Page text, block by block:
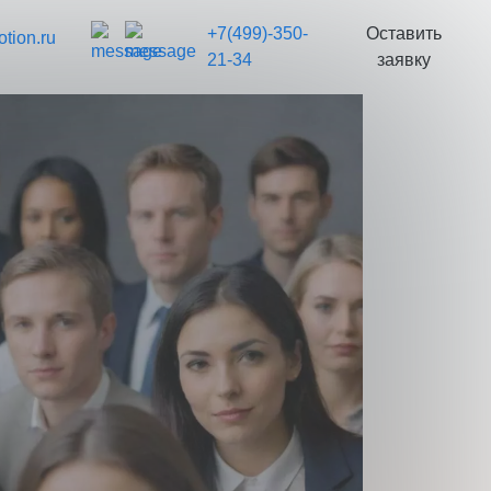
+7(499)-350-
21-34
Оставить
заявку